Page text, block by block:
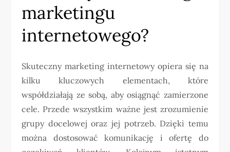
marketingu
internetowego?
Skuteczny marketing internetowy opiera się na
kilku kluczowych elementach, które
współdziałają ze sobą, aby osiągnąć zamierzone
cele. Przede wszystkim ważne jest zrozumienie
grupy docelowej oraz jej potrzeb. Dzięki temu
można dostosować komunikację i ofertę do